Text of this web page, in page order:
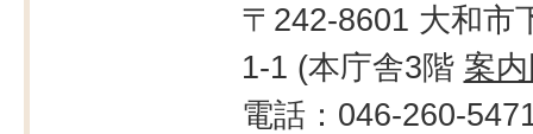
〒242-8601 大和市
1-1 (本庁舎3階 案
電話：046-260-